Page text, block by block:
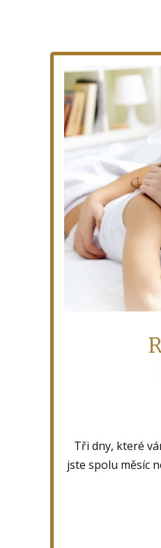
Tři dny, které
jste spolu měsíc